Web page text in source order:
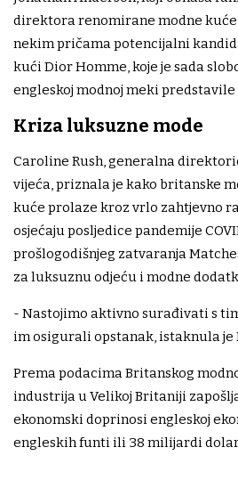
direktora renomirane modne kuće
nekim pričama potencijalni
kući Dior Homme, koje je sada
engleskoj modnoj meki predstavile
Kriza luksuzne mode
Caroline Rush, generalna
vijeća, priznala je kako britanske
kuće prolaze kroz vrlo zahtjevno
osjećaju posljedice pandemije
prošlogodišnjeg zatvaranja
za luksuznu odjeću i modne
- Nastojimo aktivno surađivati s
im osigurali opstanak, istaknula je
Prema podacima Britanskog
industrija u Velikoj Britaniji
ekonomski doprinosi engleskoj
engleskih funti ili 38 milijardi